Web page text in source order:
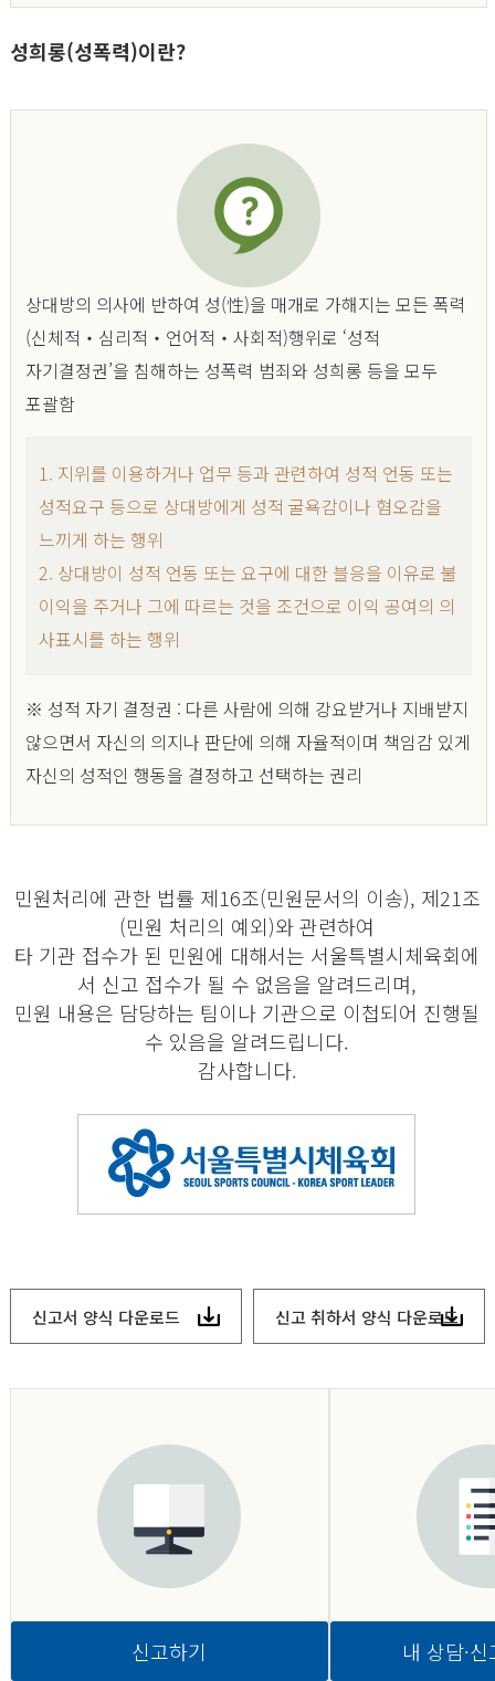
성희롱(성폭력)이란?
상대방의 의사에 반하여 성(性)을 매개로 가해지는 모든 폭력
(신체적‧심리적‧언어적‧사회적)행위로 ‘성적
자기결정권’을 침해하는 성폭력 범죄와 성희롱 등을 모두
포괄함
1. 지위를 이용하거나 업무 등과 관련하여 성적 언동 또는
성적요구 등으로 상대방에게 성적 굴욕감이나 혐오감을
느끼게 하는 행위
2. 상대방이 성적 언동 또는 요구에 대한 블응을 이유로 불
이익을 주거나 그에 따르는 것을 조건으로 이익 공여의 의
사표시를 하는 행위
※ 성적 자기 결정권 : 다른 사람에 의해 강요받거나 지배받지
않으면서 자신의 의지나 판단에 의해 자율적이며 책임감 있게
자신의 성적인 행동을 결정하고 선택하는 권리
민원처리에 관한 법률 제16조(민원문서의 이송), 제21조
(민원 처리의 예외)와 관련하여
타 기관 접수가 된 민원에 대해서는 서울특별시체육회에
서 신고 접수가 될 수 없음을 알려드리며,
민원 내용은 담당하는 팀이나 기관으로 이첩되어 진행될
수 있음을 알려드립니다.
감사합니다.
신고서 양식 다운로드 신고 취하서 양식 다운로드
신고하기 내 상담·